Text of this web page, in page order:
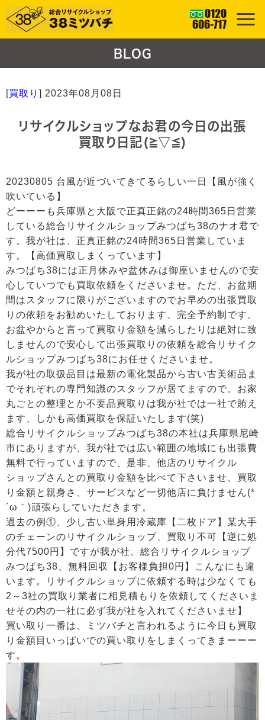
BLOG
[買取り ] 2023年08月08日
リサイクルショップなお君の今日の出張
買取り日記(≧▽≦)
20230805 台風が近づいてきてるらしい一日【風が強く
吹いている】
どーーーも兵庫県と大阪で正真正銘の24時間365日営業
している総合リサイクルショップみつばち38のナオ君で
す。我が社は、正真正銘の24時間365日営業していま
す。【高価買取しまくっています】
みつばち38には正月休みや盆休みは御座いませんので安
心していつでも買取依頼をくださいませ。ただ、お盆期
間はスタッフに限りがございますのでお早めの出張買取
りの依頼をお勧めいたしております、完全予約制です。
お盆やからと言って買取り金額を減らしたりは絶対に致
しませんので安心して出張買取りの依頼を総合リサイク
ルショップみつばち38にお任せくださいませ。
我が社の取扱品目は最新の電化製品から古い古美術品ま
でそれぞれの専門知識のスタッフが居てますので。お家
丸ごとの整理とか不要品買取りは我が社では一社で賄え
ます、しかも高価買取を保証いたします(笑)
総合リサイクルショップみつばち38の本社は兵庫県尼崎
市にありますが、我が社では広い範囲の地域にも出張費
無料で行っていますので、是非、他店のリサイクル
ショップさんとの買取り金額を比べて下さいませ、買取
り金額と親身さ、サービスなど一切他店に負けません(*
´ω｀)頑張らしていただきます。
過去の例①、少し古い単身用冷蔵庫【二枚ドア】某大手
のチェーンのリサイクルショップ、買取り不可【逆に処
分代7500円】ですが我が社、総合リサイクルショップ
みつばち38、無料回収【お客様負担0円】こんなにも違
います。リサイクルショップに依頼する時は少なくても
2～3社の買取り業者に相見積もりを依頼してくださいま
せその内の一社に必ず我が社を入れてくださいませ】
買い取り一番は、ミツバチと言われるように今日も買取
り金額目いっぱいでの買い取りをしまくってきまーーー
す。